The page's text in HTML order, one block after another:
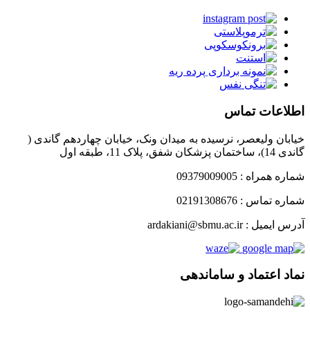
اطلاعات تماس
خیابان ولیعصر، نرسیده به میدان ونک، خیابان چهاردهم گاندی (
گاندی 14)، ساختمان پزشکان شفق، پلاک 11، طبقه اول
شماره همراه : 09379009005
شماره تماس : 02191308676
آدرس ایمیل : ardakiani@sbmu.ac.ir
نماد اعتماد و ساماندهی